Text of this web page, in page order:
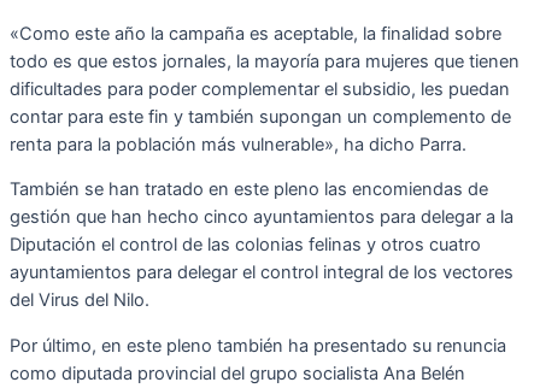
«Como este año la campaña es aceptable, la finalidad sobre
todo es que estos jornales, la mayoría para mujeres que tienen
dificultades para poder complementar el subsidio, les puedan
contar para este fin y también supongan un complemento de
renta para la población más vulnerable», ha dicho Parra.
También se han tratado en este pleno las encomiendas de
gestión que han hecho cinco ayuntamientos para delegar a la
Diputación el control de las colonias felinas y otros cuatro
ayuntamientos para delegar el control integral de los vectores
del Virus del Nilo.
Por último, en este pleno también ha presentado su renuncia
como diputada provincial del grupo socialista Ana Belén